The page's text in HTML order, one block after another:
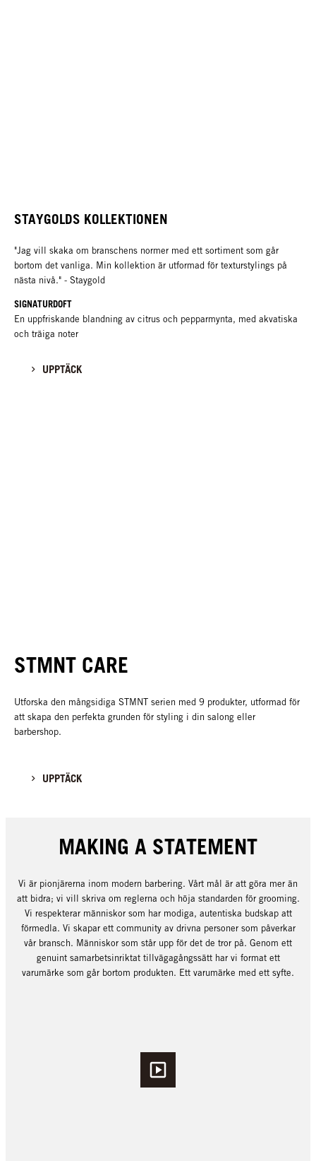
STAYGOLDS KOLLEKTIONEN
"Jag vill skaka om branschens normer med ett sortiment som går
bortom det vanliga. Min kollektion är utformad för texturstylings på
nästa nivå." - Staygold
SIGNATURDOFT
En uppfriskande blandning av citrus och pepparmynta, med akvatiska
och träiga noter
UPPTÄCK
STMNT CARE
Utforska den mångsidiga STMNT serien med 9 produkter, utformad för
att skapa den perfekta grunden för styling i din salong eller
barbershop.
UPPTÄCK
MAKING A STATEMENT
Vi är pionjärerna inom modern barbering. Vårt mål är att göra mer än
att bidra; vi vill skriva om reglerna och höja standarden för grooming.
Vi respekterar människor som har modiga, autentiska budskap att
förmedla. Vi skapar ett community av drivna personer som påverkar
vår bransch. Människor som står upp för det de tror på. Genom ett
genuint samarbetsinriktat tillvägagångssätt har vi format ett
varumärke som går bortom produkten. Ett varumärke med ett syfte.